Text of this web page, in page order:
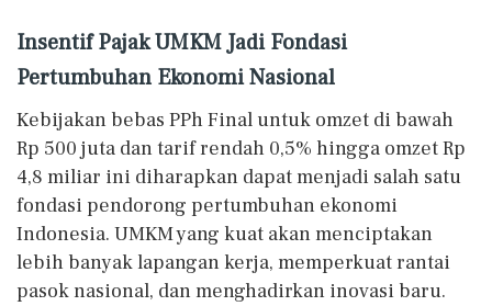
Insentif Pajak UMKM Jadi Fondasi
Pertumbuhan Ekonomi Nasional
Kebijakan bebas PPh Final untuk omzet di bawah
Rp 500 juta dan tarif rendah 0,5% hingga omzet Rp
4,8 miliar ini diharapkan dapat menjadi salah satu
fondasi pendorong pertumbuhan ekonomi
Indonesia. UMKM yang kuat akan menciptakan
lebih banyak lapangan kerja, memperkuat rantai
pasok nasional, dan menghadirkan inovasi baru.